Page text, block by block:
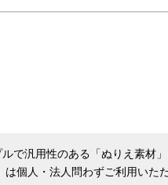
で汎用性のある「ぬりえ素材
は個人・法人問わずご利用いた